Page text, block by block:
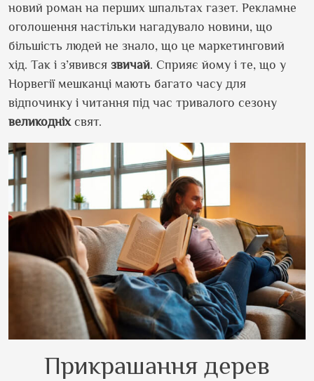
новий роман на перших шпальтах газет. Рекламне
оголошення настільки нагадувало новини, що
більшість людей не знало, що це маркетинговий
хід. Так і з’явився звичай. Сприяє йому і те, що у
Норвегії мешканці мають багато часу для
відпочинку і читання під час тривалого сезону
великодніхсвят.
Прикрашання дерев